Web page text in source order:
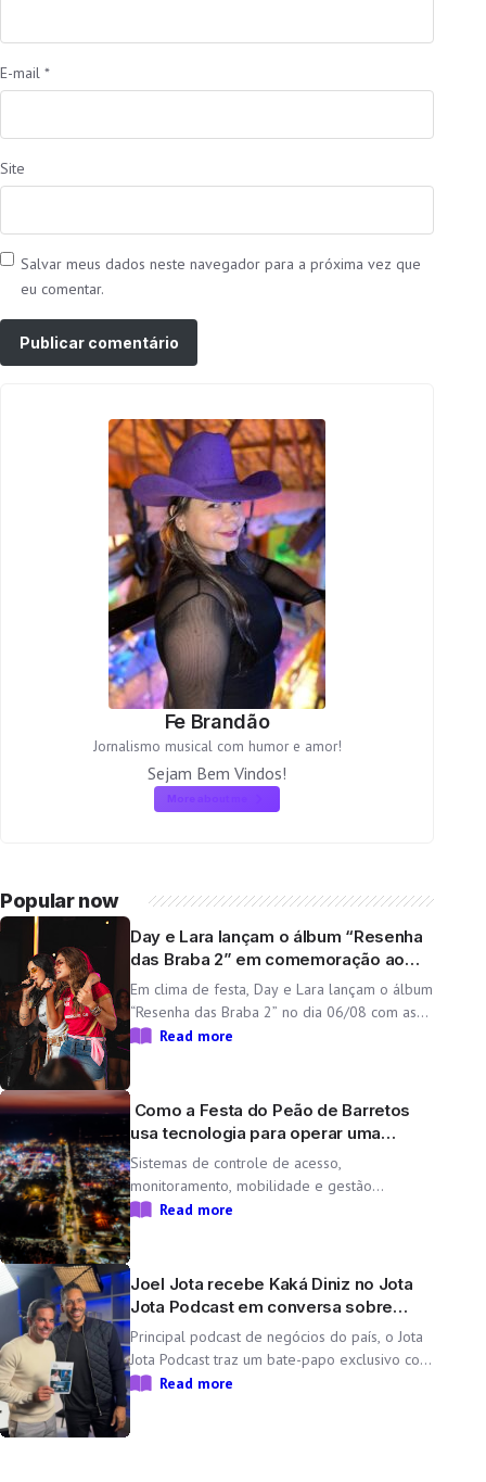
E-mail *
Site
Salvar meus dados neste navegador para a próxima vez que
eu comentar.
Fe Brandão
Jornalismo musical com humor e amor!
Sejam Bem Vindos!
More about me
Popular now
Day e Lara lançam o álbum “Resenha
das Braba 2” em comemoração ao
aniversário da dupla
Em clima de festa, Day e Lara lançam o álbum
“Resenha das Braba 2” no dia 06/08 com as
inéditas “Lado Cachorra” e “Doeu em Mim” O
Read more
Como a Festa do Peão de Barretos
usa tecnologia para operar uma
cidade temporária
Sistemas de controle de acesso,
monitoramento, mobilidade e gestão
operacional ajudam a transformar o Parque
Peão de Barretos Durante 11 dias, o Parque
do Peão […]
Read more
Joel Jota recebe Kaká Diniz no Jota
Jota Podcast em conversa sobre
negócios e família
Principal podcast de negócios do país, o Jota
Jota Podcast traz um bate-papo exclusivo com
o empresário e CEO da Non Stop, que
Read more